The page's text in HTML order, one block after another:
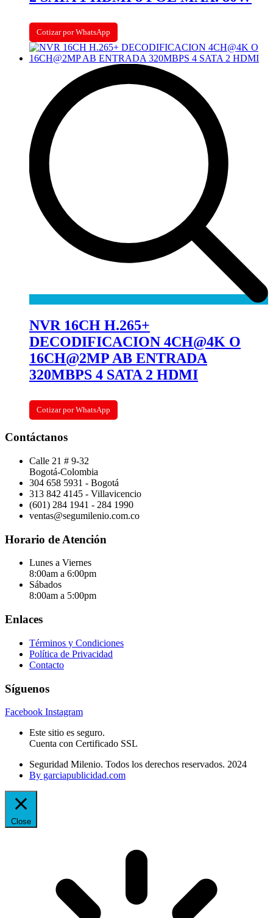
Cotizar por WhatsApp
NVR 16CH H.265+
DECODIFICACION 4CH@4K O
16CH@2MP AB ENTRADA
320MBPS 4 SATA 2 HDMI
Cotizar por WhatsApp
Contáctanos
Calle 21 # 9-32
Bogotá-Colombia
304 658 5931 - Bogotá
313 842 4145 - Villavicencio
(601) 284 1941 - 284 1990
ventas@segumilenio.com.co
Horario de Atención
Lunes a Viernes
8:00am a 6:00pm
Sábados
8:00am a 5:00pm
Enlaces
Términos y Condiciones
Política de Privacidad
Contacto
Síguenos
Facebook Instagram
Este sitio es seguro.
Cuenta con Certificado SSL
Seguridad Milenio. Todos los derechos reservados. 2024
By garciapublicidad.com
Close